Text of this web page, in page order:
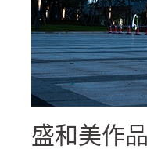
盛和美作